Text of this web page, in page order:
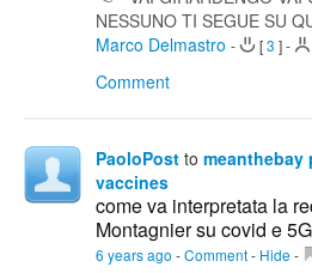
NESSUNO TI SEGUE SU
Marco Delmastro - [3 ]-
Comment
PaoloPost to meanthebay
vaccines
come va interpretata la
Montagnier su covid e
6 years ago -Comment- Hide -